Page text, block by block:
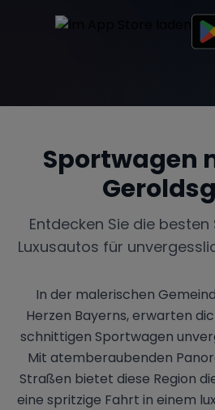
Sportwagen
Entdecken Sie die
Luxusautos für
In der malerischen
Herzen Bayerns, erwarten
schnittigen Sportwagen
Mit atemberaubenden
Straßen bietet diese Region
eine spritzige Fahrt in einem